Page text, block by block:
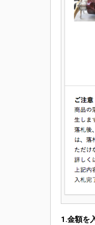
1.金額を